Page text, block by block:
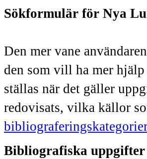
Sökformulär för Nya
Den mer vane
den som vill ha mer
ställas när det gäller
redovisats, vilka källor
Bibliografiska uppgifter